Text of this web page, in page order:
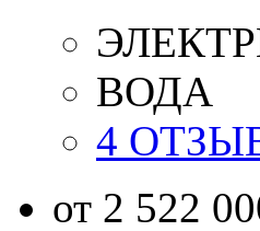
ВОДА
4
от 2 522